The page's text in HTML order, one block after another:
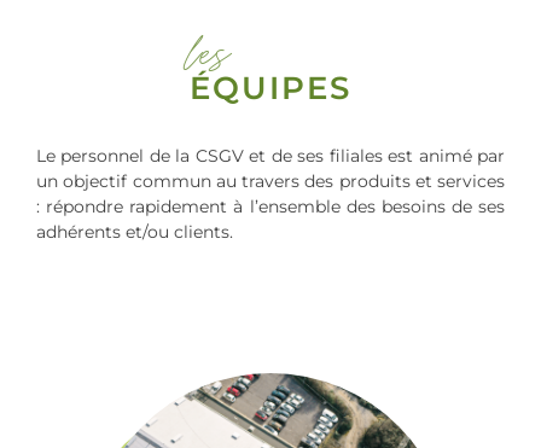
les
ÉQUIPES
Le personnel de la CSGV et de ses filiales est animé par
un objectif commun au travers des produits et services
: répondre rapidement à l’ensemble des besoins de ses
adhérents et/ou clients.